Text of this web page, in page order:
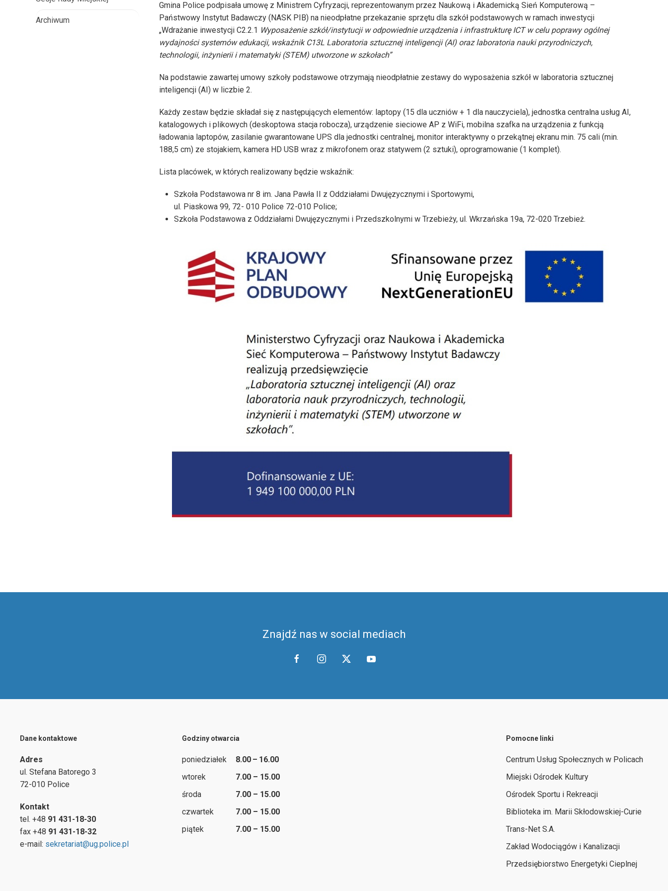
Archiwum
Gmina Police podpisała umowę z Ministrem Cyfryzacji, reprezentowanym przez Naukową i Akademicką Sień Komputerową –
Państwowy Instytut Badawczy (NASK PIB) na nieodpłatne przekazanie sprzętu dla szkół podstawowych w ramach inwestycji
„Wdrażanie inwestycji C2.2.1 Wyposażenie szkół/instytucji w odpowiednie urządzenia i infrastrukturę ICT w celu poprawy ogólnej
wydajności systemów edukacji, wskaźnik C13L Laboratoria sztucznej inteligencji (AI) oraz laboratoria nauki przyrodniczych,
technologii, inżynierii i matematyki (STEM) utworzone w szkołach”
Na podstawie zawartej umowy szkoły podstawowe otrzymają nieodpłatnie zestawy do wyposażenia szkół w laboratoria sztucznej
inteligencji (AI) w liczbie 2.
Każdy zestaw będzie składał się z następujących elementów: laptopy (15 dla uczniów + 1 dla nauczyciela), jednostka centralna usług AI,
katalogowych i plikowych (deskoptowa stacja robocza), urządzenie sieciowe AP z WiFi, mobilna szafka na urządzenia z funkcją
ładowania laptopów, zasilanie gwarantowane UPS dla jednostki centralnej, monitor interaktywny o przekątnej ekranu min. 75 cali (min.
188,5 cm) ze stojakiem, kamera HD USB wraz z mikrofonem oraz statywem (2 sztuki), oprogramowanie (1 komplet).
Lista placówek, w których realizowany będzie wskaźnik:
Szkoła Podstawowa nr 8 im. Jana Pawła II z Oddziałami Dwujęzycznymi i Sportowymi,
ul. Piaskowa 99, 72- 010 Police 72-010 Police;
Szkoła Podstawowa z Oddziałami Dwujęzycznymi i Przedszkolnymi w Trzebieży, ul. Wkrzańska 19a, 72-020 Trzebież.
Znajdź nas w social mediach
Dane kontaktowe
Adres
ul. Stefana Batorego 3
72-010 Police
Kontakt
tel. +48 91 431-18-30
fax +48 91 431-18-32
e-mail: sekretariat@ug.police.pl
Godziny otwarcia
poniedziałek
8.00 – 16.00
wtorek
7.00 – 15.00
środa
7.00 – 15.00
czwartek
7.00 – 15.00
piątek
7.00 – 15.00
Pomocne linki
Centrum Usług Społecznych w Policach
Miejski Ośrodek Kultury
Ośrodek Sportu i Rekreacji
Biblioteka im. Marii Skłodowskiej-Curie
Trans-Net S.A.
Zakład Wodociągów i Kanalizacji
Przedsiębiorstwo Energetyki Cieplnej